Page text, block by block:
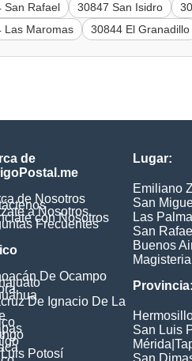
San Rafael
30847 San Isidro
Las Maromas
30844 El Granadillo
de
de Nosotros
a Nosotros
con Nosotros
Frecuentes
De Ocampo
De Ignacio De La
Potosí
Lugar:
Emiliano
San
Las
San Rafael
Buenos
Magisterial
Provincia:
San Luis
Mérida